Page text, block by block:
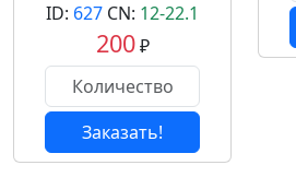
ID: 627 CN: 12-22.1
200₽
Заказать!